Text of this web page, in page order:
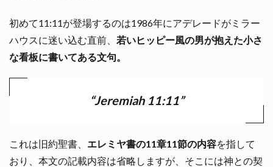
初めて11:11が登場するのは1986年にアデレードがミラー
ハウスに迷い込む直前、 若いヒッピー風の男が抱えた小さ
な看板に書いてある文句。
“Jeremiah 11:11”
これは旧約聖書、 エレミヤ書の11章11節の内容を指して
おり、本文の記載内容は省略しますが、そこには神との契